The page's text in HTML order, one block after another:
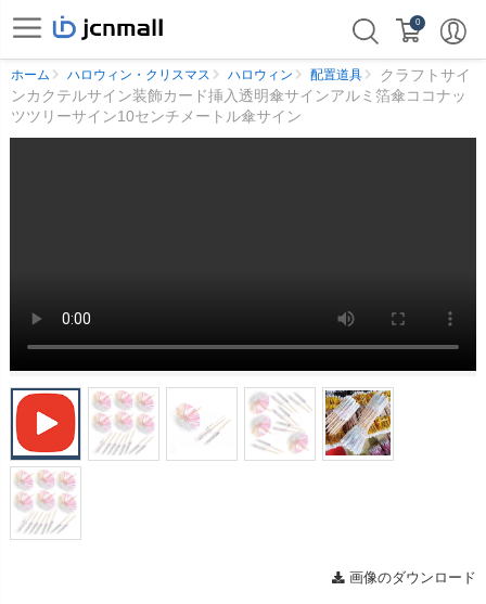
0
ホーム ハロウィン・クリスマス ハロウィン 配置道具
クラフトサイ
ンカクテルサイン装飾カード挿入透明傘サインアルミ箔傘ココナッ
ツツリーサイン10センチメートル傘サイン
画像のダウンロード